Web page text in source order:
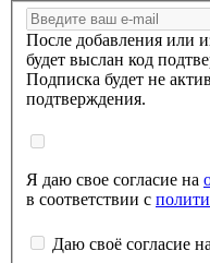
После добавления или
будет выслан код
Подписка будет не
подтверждения.
Я даю свое согласие на
в соответствии с
Даю своё согласие